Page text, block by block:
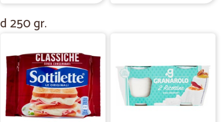
magistralmente. Possono lavorare meglio sui prezzi
250 gr.